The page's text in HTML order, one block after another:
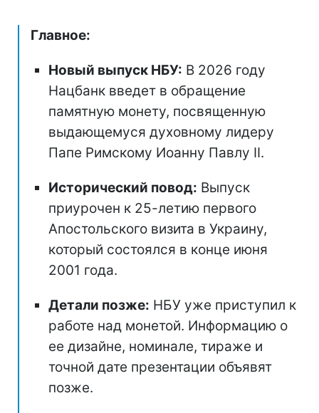
Главное:
Новый выпуск НБУ: В 2026 году
Нацбанк введет в обращение
памятную монету, посвященную
выдающемуся духовному лидеру
Папе Римскому Иоанну Павлу II.
Исторический повод: Выпуск
приурочен к 25-летию первого
Апостольского визита в Украину,
который состоялся в конце июня
2001 года.
Детали позже: НБУ уже приступил к
работе над монетой. Информацию о
ее дизайне, номинале, тираже и
точной дате презентации объявят
позже.